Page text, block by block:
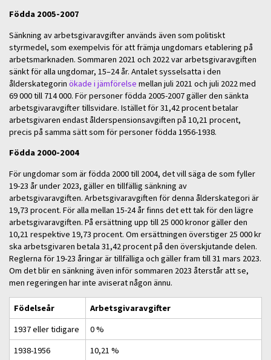
Födda 2005-2007
Sänkning av arbetsgivaravgifter används även som politiskt
styrmedel, som exempelvis för att främja ungdomars etablering på
arbetsmarknaden. Sommaren 2021 och 2022 var arbetsgivaravgiften
sänkt för alla ungdomar, 15–24 år. Antalet sysselsatta i den
ålderskategorin ökade i jämförelse mellan juli 2021 och juli 2022 med
69 000 till 714 000. För personer födda 2005-2007 gäller den sänkta
arbetsgivaravgifter tillsvidare. Istället för 31,42 procent betalar
arbetsgivaren endast ålderspensionsavgiften på 10,21 procent,
precis på samma sätt som för personer födda 1956-1938.
Födda 2000-2004
För ungdomar som är födda 2000 till 2004, det vill säga de som fyller
19-23 år under 2023, gäller en tillfällig sänkning av
arbetsgivaravgiften. Arbetsgivaravgiften för denna ålderskategori är
19,73 procent. För alla mellan 15-24 år finns det ett tak för den lägre
arbetsgivaravgiften. På ersättning upp till 25 000 kronor gäller den
10,21 respektive 19,73 procent. Om ersättningen överstiger 25 000 kr
ska arbetsgivaren betala 31,42 procent på den överskjutande delen.
Reglerna för 19-23 åringar är tillfälliga och gäller fram till 31 mars 2023.
Om det blir en sänkning även inför sommaren 2023 återstår att se,
men regeringen har inte aviserat någon ännu.
Födelseår
Arbetsgivaravgifter
1937 eller tidigare
0 %
1938-1956
10,21 %